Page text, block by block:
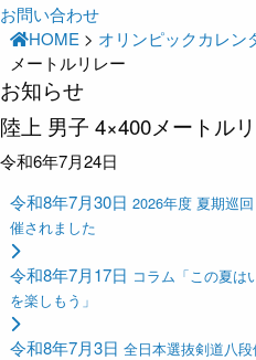
お問い合わせ
HOME > オリンピックカレン
メートルリレー
お知らせ
陸上 男子 4×400メートル
令和6年7月24日
令和8年7月30日 2026年度 夏期巡
催されました
令和8年7月17日 コラム「この夏は
を楽しもう」
令和8年7月3日 全日本選抜剣道八